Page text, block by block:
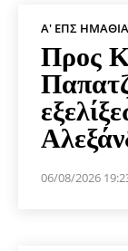
Α' ΕΠΣ
Προς
06/08/2026